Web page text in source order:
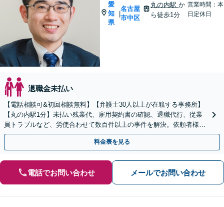
愛
知
県
|
名古屋
市中区
丸の内駅か
ら徒歩1分
営業時間：本
日定休日
退職金未払い
【電話相談可&初回相談無料】【弁護士30人以上が在籍する事務所】
【丸の内駅1分】未払い残業代、雇用契約書の確認、退職代行、従業
員トラブルなど、労使合わせて数百件以上の事件を解決。依頼者様の
強い味方になります。残業代のセミナー講師の経験多数！
料金表を見る
電話でお問い合わせ メールでお問い合わせ